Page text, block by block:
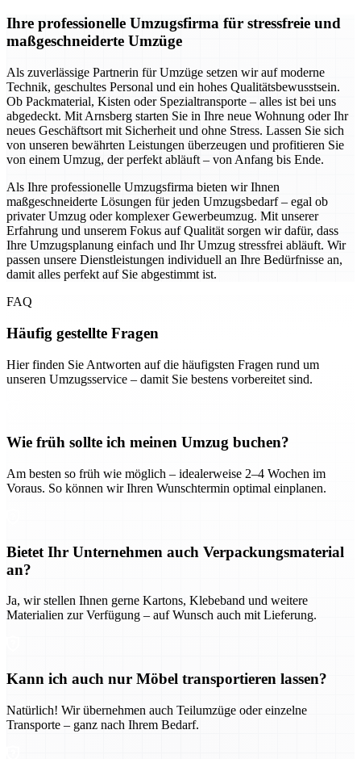
Ihre professionelle Umzugsfirma für stressfreie und
maßgeschneiderte Umzüge
Als zuverlässige Partnerin für Umzüge setzen wir auf moderne
Technik, geschultes Personal und ein hohes Qualitätsbewusstsein.
Ob Packmaterial, Kisten oder Spezialtransporte – alles ist bei uns
abgedeckt. Mit Arnsberg starten Sie in Ihre neue Wohnung oder Ihr
neues Geschäftsort mit Sicherheit und ohne Stress. Lassen Sie sich
von unseren bewährten Leistungen überzeugen und profitieren Sie
von einem Umzug, der perfekt abläuft – von Anfang bis Ende.
Als Ihre professionelle Umzugsfirma bieten wir Ihnen
maßgeschneiderte Lösungen für jeden Umzugsbedarf – egal ob
privater Umzug oder komplexer Gewerbeumzug. Mit unserer
Erfahrung und unserem Fokus auf Qualität sorgen wir dafür, dass
Ihre Umzugsplanung einfach und Ihr Umzug stressfrei abläuft. Wir
passen unsere Dienstleistungen individuell an Ihre Bedürfnisse an,
damit alles perfekt auf Sie abgestimmt ist.
FAQ
Häufig gestellte Fragen
Hier finden Sie Antworten auf die häufigsten Fragen rund um
unseren Umzugsservice – damit Sie bestens vorbereitet sind.
Wie früh sollte ich meinen Umzug buchen?
Am besten so früh wie möglich – idealerweise 2–4 Wochen im
Voraus. So können wir Ihren Wunschtermin optimal einplanen.
Bietet Ihr Unternehmen auch Verpackungsmaterial
an?
Ja, wir stellen Ihnen gerne Kartons, Klebeband und weitere
Materialien zur Verfügung – auf Wunsch auch mit Lieferung.
Kann ich auch nur Möbel transportieren lassen?
Natürlich! Wir übernehmen auch Teilumzüge oder einzelne
Transporte – ganz nach Ihrem Bedarf.